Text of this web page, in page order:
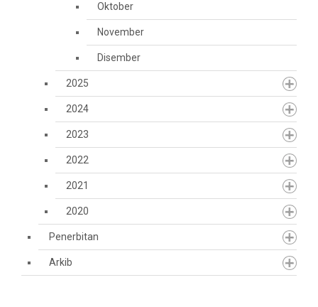
Oktober
November
Disember
2025
2024
2023
2022
2021
2020
Penerbitan
Arkib